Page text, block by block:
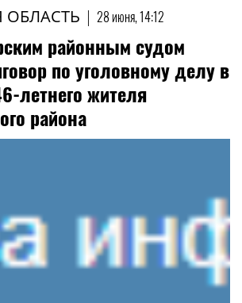
ОБЛАСТЬ | 28 июня, 14:12
районным судом
по уголовному делу в
летнего жителя
района